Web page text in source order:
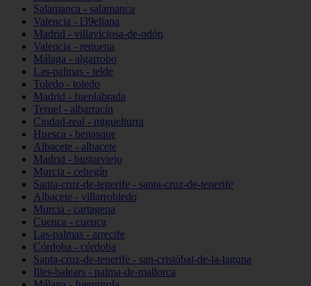
Salamanca - salamanca
Valencia - l39eliana
Madrid - villaviciosa-de-odón
Valencia - requena
Málaga - algarrobo
Las-palmas - telde
Toledo - toledo
Madrid - fuenlabrada
Teruel - albarracín
Ciudad-real - miguelturra
Huesca - benasque
Albacete - albacete
Madrid - bustarviejo
Murcia - cehegín
Santa-cruz-de-tenerife - santa-cruz-de-tenerife
Albacete - villarrobledo
Murcia - cartagena
Cuenca - cuenca
Las-palmas - arrecife
Córdoba - córdoba
Santa-cruz-de-tenerife - san-cristóbal-de-la-laguna
Illes-balears - palma-de-mallorca